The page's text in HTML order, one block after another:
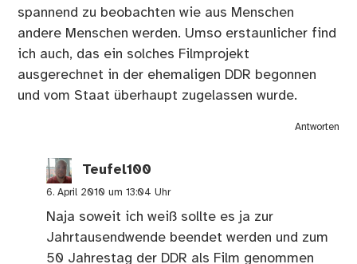
spannend zu beobachten wie aus Menschen
andere Menschen werden. Umso erstaunlicher find
ich auch, das ein solches Filmprojekt
ausgerechnet in der ehemaligen DDR begonnen
und vom Staat überhaupt zugelassen wurde.
Antworten
Teufel100
6. April 2010 um 13:04 Uhr
Naja soweit ich weiß sollte es ja zur
Jahrtausendwende beendet werden und zum
50 Jahrestag der DDR als Film genommen